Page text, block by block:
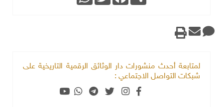
لمتابعة أحدث منشورات دار الوثائق الرقمية التاريخية على
شبكات التواصل الاجتماعي :